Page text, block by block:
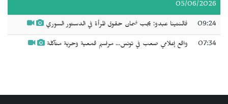
05/06/2026
09:24 فالنتينا عبدو: يجب ضمان حقوق المرأة في الدستور السوري
07:34 واقع إعلامي صعب في تونس... مراسيم قمعية وحرية متآكلة